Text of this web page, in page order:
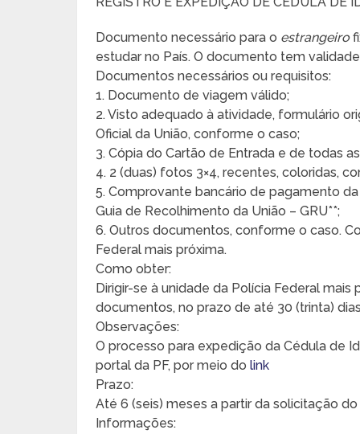
Documento necessário para o estrangeiro
estudar no País. O documento tem
Documentos necessários ou requisitos:
1. Documento de viagem válido;
2. Visto adequado à atividade, formulário
Oficial da União, conforme o caso;
3. Cópia do Cartão de Entrada e de todas
4. 2 (duas) fotos 3×4, recentes, coloridas,
5. Comprovante bancário de pagamento
Guia de Recolhimento da União – GRU**;
6. Outros documentos, conforme o caso.
Federal mais próxima.
Como obter:
Dirigir-se à unidade da Polícia Federal
documentos, no prazo de até 30 (trinta)
Observações:
O processo para expedição da Cédula de
portal da PF, por meio dolink
Prazo:
Até 6 (seis) meses a partir da solicitação
Informações: